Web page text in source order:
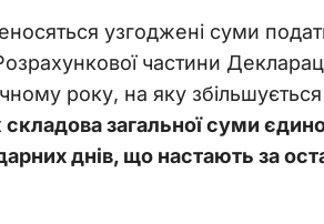
узгоджені суми
частини
року, на яку
загальної суми
днів, що настають за